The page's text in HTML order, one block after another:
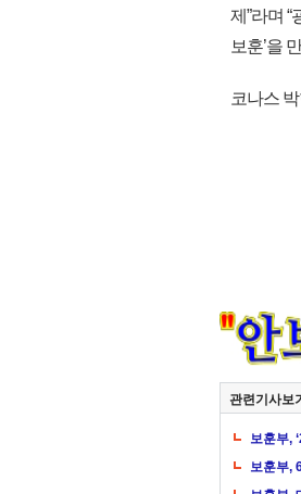
제”라며
보훈’을
코나스
관련기사보기
보훈부,
보훈부,